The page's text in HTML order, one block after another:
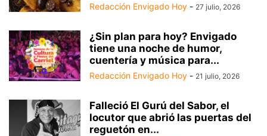
Redacción Envigado Hoy - 27 julio, 2026
¿Sin plan para hoy? Envigado
tiene una noche de humor,
cuentería y música para...
Redacción Envigado Hoy - 21 julio, 2026
Falleció El Gurú del Sabor, el
locutor que abrió las puertas del
reguetón en...